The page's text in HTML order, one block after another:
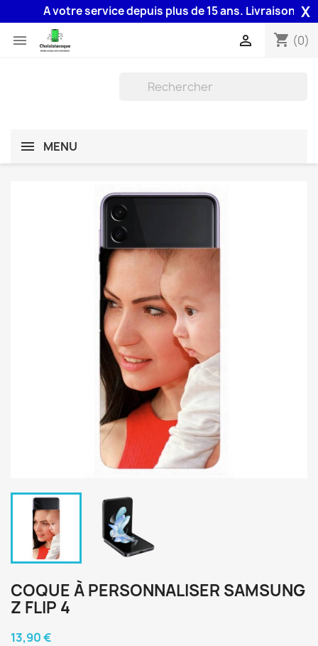
A votre service depuis plus de 15 ans. Livraison 48HX
 shopping_cart (0)

MENU
COQUE À PERSONNALISER SAMSUNG
Z FLIP 4
13,90 €